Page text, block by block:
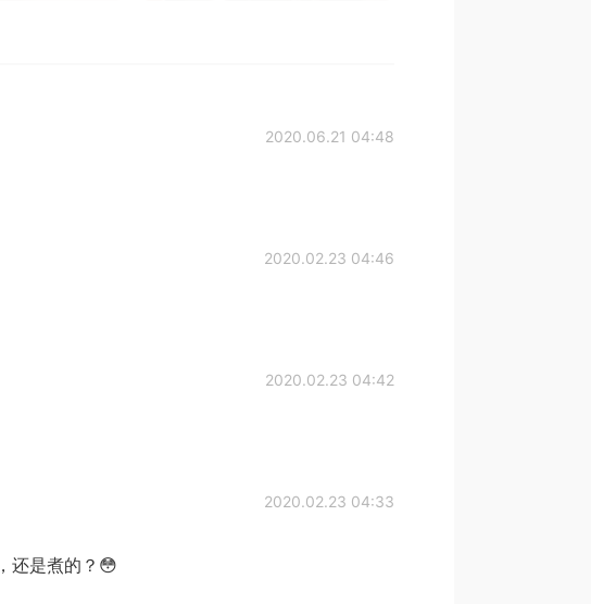
2020.06.21 04:48
2020.02.23 04:46
2020.02.23 04:42
2020.02.23 04:33
还是煮的？😳